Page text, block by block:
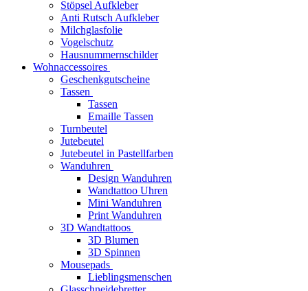
Stöpsel Aufkleber
Anti Rutsch Aufkleber
Milchglasfolie
Vogelschutz
Hausnummernschilder
Wohnaccessoires
Geschenkgutscheine
Tassen
Tassen
Emaille Tassen
Turnbeutel
Jutebeutel
Jutebeutel in Pastellfarben
Wanduhren
Design Wanduhren
Wandtattoo Uhren
Mini Wanduhren
Print Wanduhren
3D Wandtattoos
3D Blumen
3D Spinnen
Mousepads
Lieblingsmenschen